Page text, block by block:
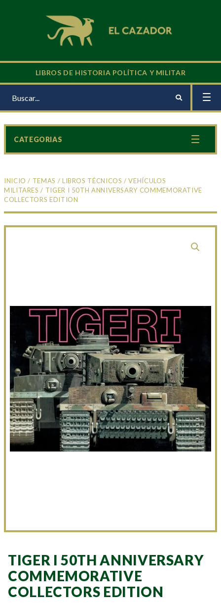
LIBROS DE HISTORIA POLÍTICA Y MILITAR
INICIO / TEMAS / LIBROS TÉCNICOS /VEHÍCULOS
MILITARES / TIGER I 50TH ANNIVERSARY COMMEMORATIVE
COLLECTORS EDITION
TIGER I 50TH ANNIVERSARY
COMMEMORATIVE
COLLECTORS EDITION
CATEGORIAS